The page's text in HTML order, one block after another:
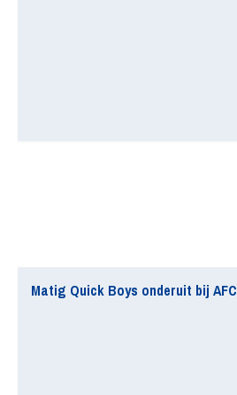
Matig Quick Boys onderuit bij AFC